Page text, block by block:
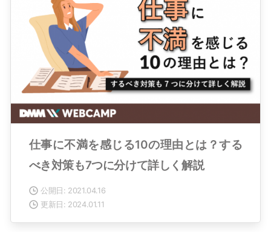
仕事に不満を感じる10の理由とは？する
べき対策も7つに分けて詳しく解説
公開日: 2021.04.16
更新日: 2024.01.11